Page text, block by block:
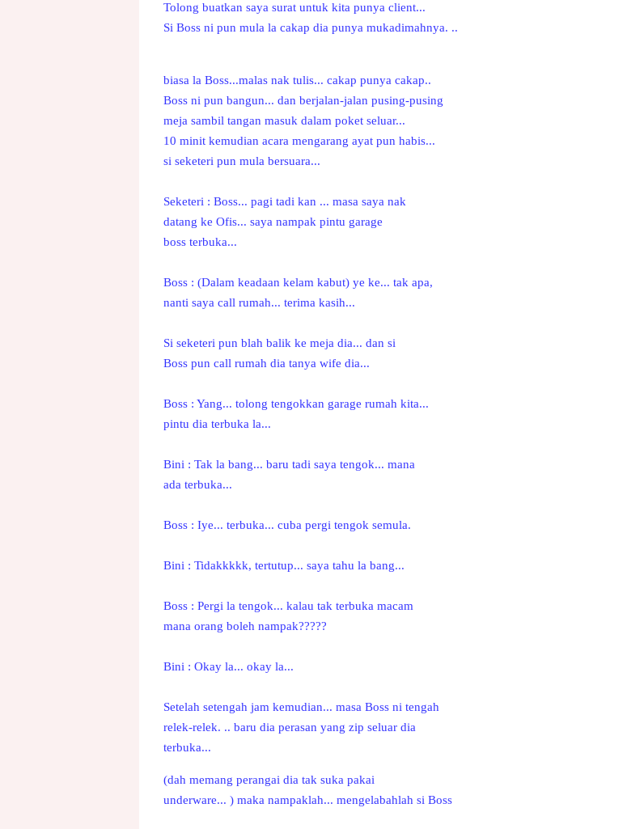
Tolong buatkan saya surat untuk kita punya client...
Si Boss ni pun mula la cakap dia punya mukadimahnya. ..
biasa la Boss...malas nak tulis... cakap punya cakap..
Boss ni pun bangun... dan berjalan-jalan pusing-pusing
meja sambil tangan masuk dalam poket seluar...
10 minit kemudian acara mengarang ayat pun habis...
si seketeri pun mula bersuara...
Seketeri : Boss... pagi tadi kan ... masa saya nak
datang ke Ofis... saya nampak pintu garage
boss terbuka...
Boss : (Dalam keadaan kelam kabut) ye ke... tak apa,
nanti saya call rumah... terima kasih...
Si seketeri pun blah balik ke meja dia... dan si
Boss pun call rumah dia tanya wife dia...
Boss : Yang... tolong tengokkan garage rumah kita...
pintu dia terbuka la...
Bini : Tak la bang... baru tadi saya tengok... mana
ada terbuka...
Boss : Iye... terbuka... cuba pergi tengok semula.
Bini : Tidakkkkk, tertutup... saya tahu la bang...
Boss : Pergi la tengok... kalau tak terbuka macam
mana orang boleh nampak?????
Bini : Okay la... okay la...
Setelah setengah jam kemudian... masa Boss ni tengah
relek-relek. .. baru dia perasan yang zip seluar dia
terbuka...
(dah memang perangai dia tak suka pakai
underware... ) maka nampaklah... mengelabahlah si Boss